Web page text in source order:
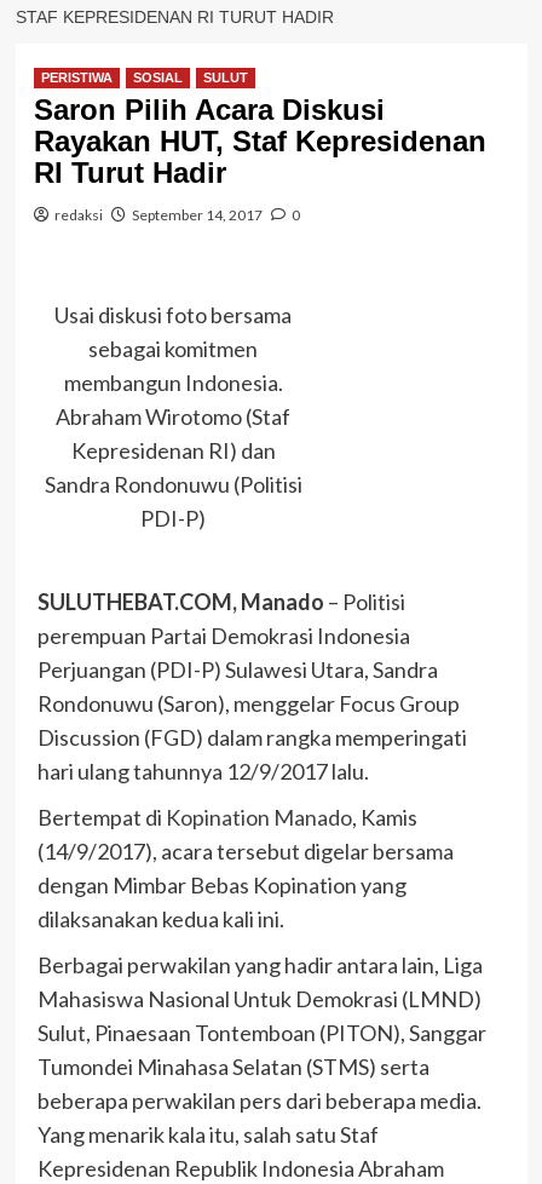
STAF KEPRESIDENAN RI TURUT HADIR
PERISTIWA SOSIAL SULUT
Saron Pilih Acara Diskusi
Rayakan HUT, Staf Kepresidenan
RI Turut Hadir
redaksi September 14, 2017 0
Usai diskusi foto bersama
sebagai komitmen
membangun Indonesia.
Abraham Wirotomo (Staf
Kepresidenan RI) dan
Sandra Rondonuwu (Politisi
PDI-P)
SULUTHEBAT.COM, Manado – Politisi
perempuan Partai Demokrasi Indonesia
Perjuangan (PDI-P) Sulawesi Utara, Sandra
Rondonuwu (Saron), menggelar Focus Group
Discussion (FGD) dalam rangka memperingati
hari ulang tahunnya 12/9/2017 lalu.
Bertempat di Kopination Manado, Kamis
(14/9/2017), acara tersebut digelar bersama
dengan Mimbar Bebas Kopination yang
dilaksanakan kedua kali ini.
Berbagai perwakilan yang hadir antara lain, Liga
Mahasiswa Nasional Untuk Demokrasi (LMND)
Sulut, Pinaesaan Tontemboan (PITON), Sanggar
Tumondei Minahasa Selatan (STMS) serta
beberapa perwakilan pers dari beberapa media.
Yang menarik kala itu, salah satu Staf
Kepresidenan Republik Indonesia Abraham